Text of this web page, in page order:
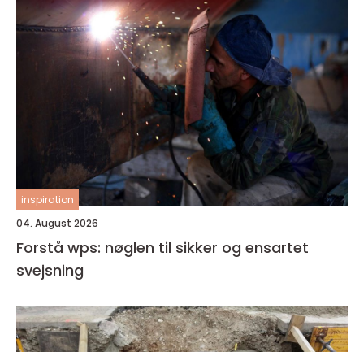
inspiration
04. August 2026
Forstå wps: nøglen til sikker og ensartet
svejsning